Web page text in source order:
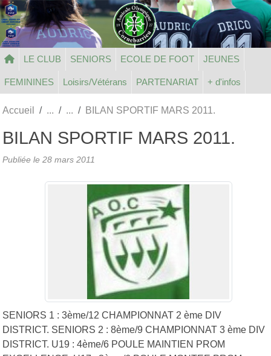
LE CLUB SENIORS ECOLE DE FOOT JEUNES
FEMININES Loisirs/Vétérans PARTENARIAT + d'infos
Accueil BILAN SPORTIF MARS 2011.
BILAN SPORTIF MARS 2011.
Publiée le 28 mars 2011
SENIORS 1 : 3ème/12 CHAMPIONNAT 2 ème DIV
DISTRICT. SENIORS 2 : 8ème/9 CHAMPIONNAT 3 ème DIV
DISTRICT. U19 : 4ème/6 POULE MAINTIEN PROM
Panneau de gestion des cookies